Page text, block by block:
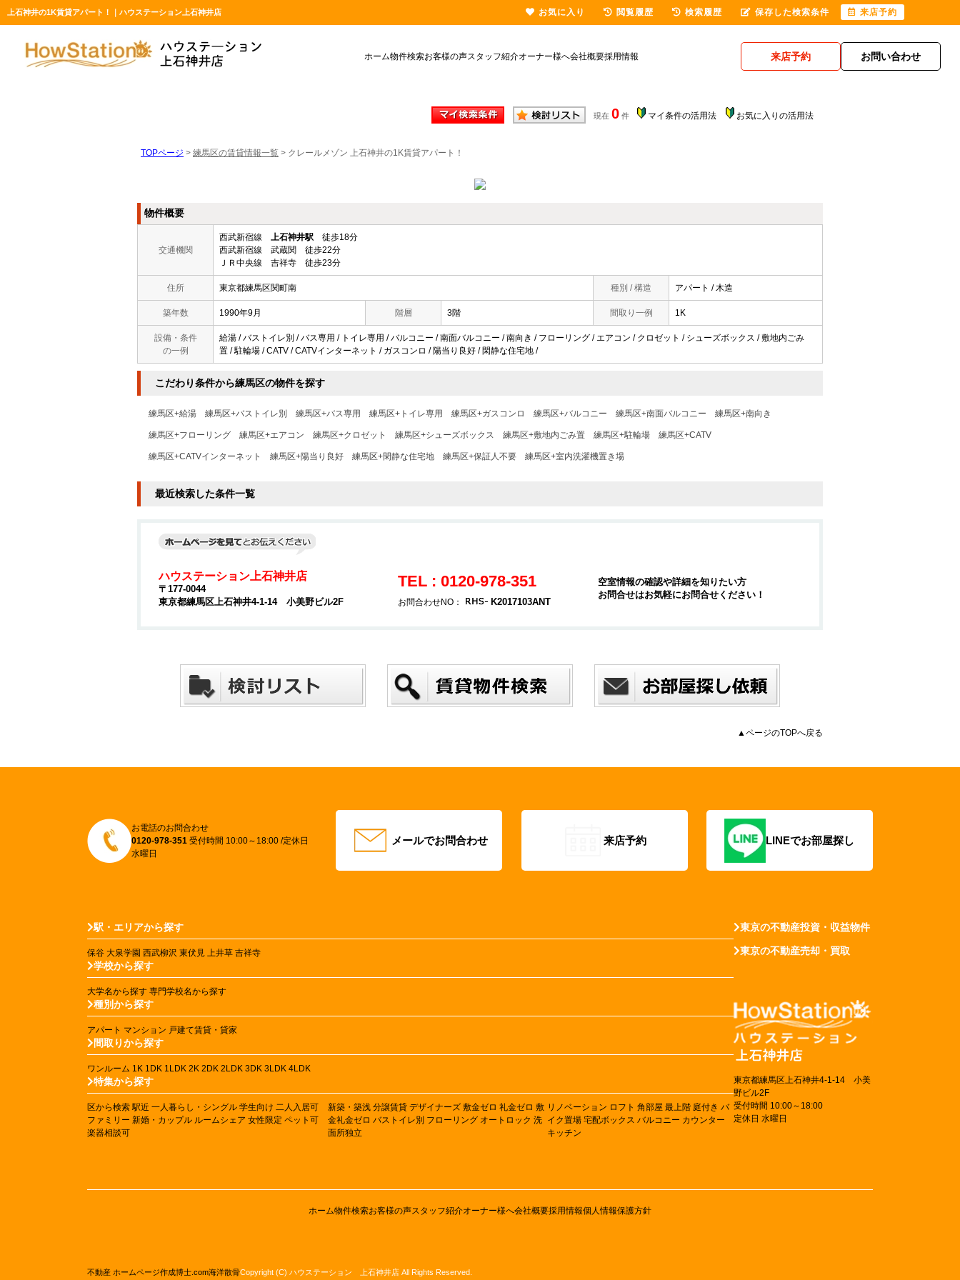
上石神井の1K賃貸アパート！｜ハウステーション上石神井店
ホーム物件検索お客様の声スタッフ紹介オーナー様へ会社概要採用情報 来店予約 お問い合わせ
現在 0 件 マイ条件の活用法 お気に入りの活用法
TOPページ > 練馬区の賃貸情報一覧 > クレールメゾン 上石神井の1K賃貸アパート！
物件概要
交通機関
西武新宿線 上石神井駅 徒歩18分
西武新宿線 武蔵関 徒歩22分
ＪＲ中央線 吉祥寺 徒歩23分
住所 東京都練馬区関町南 種別 / 構造 アパート / 木造
築年数 1990年9月 階層 3階 間取り一例 1K
設備・条件
の一例
給湯 / バストイレ別 / バス専用 / トイレ専用 / バルコニー / 南面バルコニー / 南向き / フローリング / エアコン / クロゼット / シューズボックス / 敷地内ごみ
置 / 駐輪場 / CATV / CATVインターネット / ガスコンロ / 陽当り良好 / 閑静な住宅地 /
こだわり条件から練馬区の物件を探す
練馬区+給湯 練馬区+バストイレ別 練馬区+バス専用 練馬区+トイレ専用 練馬区+ガスコンロ 練馬区+バルコニー 練馬区+南面バルコニー 練馬区+南向き
練馬区+フローリング 練馬区+エアコン 練馬区+クロゼット 練馬区+シューズボックス 練馬区+敷地内ごみ置 練馬区+駐輪場 練馬区+CATV
練馬区+CATVインターネット 練馬区+陽当り良好 練馬区+閑静な住宅地 練馬区+保証人不要 練馬区+室内洗濯機置き場
最近検索した条件一覧
ハウステーション上石神井店
〒177-0044
東京都練馬区上石神井4-1-14 小美野ビル2F
TEL : 0120-978-351
お問合わせNO： K2017103ANT
空室情報の確認や詳細を知りたい方
お問合せはお気軽にお問合せください！
▲ページのTOPへ戻る
お電話のお問合わせ
0120-978-351 受付時間 10:00～18:00 /定休日
水曜日
メールでお問合わせ 来店予約 LINEでお部屋探し
駅・エリアから探す
保谷 大泉学園 西武柳沢 東伏見 上井草 吉祥寺
学校から探す
大学名から探す 専門学校名から探す
種別から探す
アパート マンション 戸建て賃貸・貸家
間取りから探す
ワンルーム 1K 1DK 1LDK 2K 2DK 2LDK 3DK 3LDK 4LDK
特集から探す
区から検索 駅近 一人暮らし・シングル 学生向け 二人入居可
ファミリー 新婚・カップル ルームシェア 女性限定 ペット可
楽器相談可
新築・築浅 分譲賃貸 デザイナーズ 敷金ゼロ 礼金ゼロ 敷
金礼金ゼロ バストイレ別 フローリング オートロック 洗
面所独立
リノベーション ロフト 角部屋 最上階 庭付き バ
イク置場 宅配ボックス バルコニー カウンター
キッチン
東京の不動産投資・収益物件
東京の不動産売却・買取
東京都練馬区上石神井4-1-14 小美
野ビル2F
受付時間 10:00～18:00
定休日 水曜日
ホーム物件検索お客様の声スタッフ紹介オーナー様へ会社概要採用情報個人情報保護方針
不動産 ホームページ作成博士.com海洋散骨Copyright (C) ハウステーション 上石神井店 All Rights Reserved.
お気に入り 閲覧履歴 検索履歴 保存した検索条件 来店予約